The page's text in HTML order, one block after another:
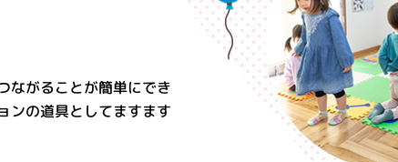
ながることが簡単にでき
ンの道具としてますます